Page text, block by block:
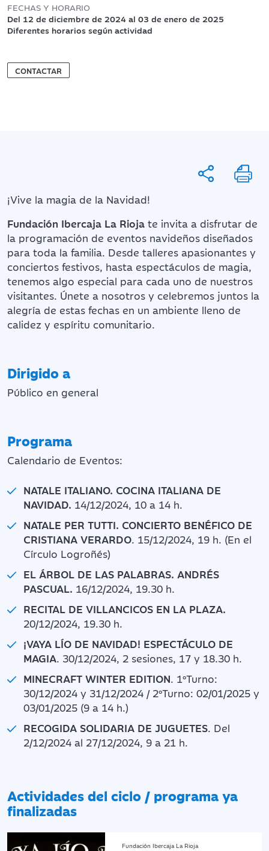
FECHAS Y HORARIO
Del 12 de diciembre de 2024 al 03 de enero de 2025
Diferentes horarios según actividad
CONTACTAR
¡Vive la magia de la Navidad!
Fundación Ibercaja La Rioja te invita a disfrutar de
la programación de eventos navideños diseñados
para toda la familia. Desde talleres apasionantes y
conciertos festivos, hasta espectáculos de magia,
tenemos algo especial para cada uno de nuestros
visitantes. Únete a nosotros y celebremos juntos la
alegría de estas fechas en un ambiente lleno de
calidez y espíritu comunitario.
Dirigido a
Público en general
Programa
Calendario de Eventos:
NATALE ITALIANO. COCINA ITALIANA DE
NAVIDAD. 14/12/2024, 10 a 14 h.
NATALE PER TUTTI. CONCIERTO BENÉFICO DE
CRISTIANA VERARDO. 15/12/2024, 19 h. (En el
Círculo Logroñés)
EL ÁRBOL DE LAS PALABRAS. ANDRÉS
PASCUAL. 16/12/2024, 19.30 h.
RECITAL DE VILLANCICOS EN LA PLAZA.
20/12/2024, 19.30 h.
¡VAYA LÍO DE NAVIDAD! ESPECTÁCULO DE
MAGIA. 30/12/2024, 2 sesiones, 17 y 18.30 h.
MINECRAFT WINTER EDITION. 1ºTurno:
30/12/2024 y 31/12/2024 / 2ºTurno: 02/01/2025 y
03/01/2025 (9 a 14 h.)
RECOGIDA SOLIDARIA DE JUGUETES. Del
2/12/2024 al 27/12/2024, 9 a 21 h.
Actividades del ciclo / programa ya
finalizadas
Fundación Ibercaja La Rioja